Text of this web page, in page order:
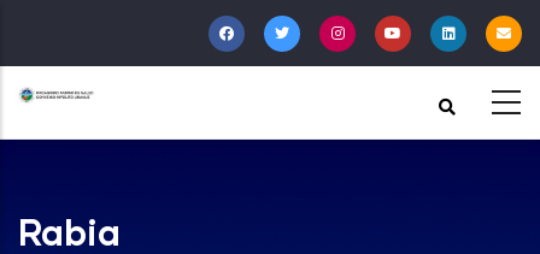
al
contenido
principal
Rabia